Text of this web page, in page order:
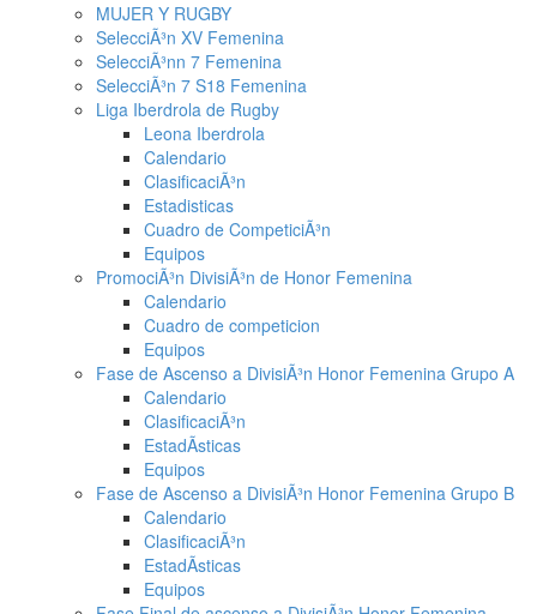
MUJER Y RUGBY
SelecciÃ³n XV Femenina
SelecciÃ³nn 7 Femenina
SelecciÃ³n 7 S18 Femenina
Liga Iberdrola de Rugby
Leona Iberdrola
Calendario
ClasificaciÃ³n
Estadisticas
Cuadro de CompeticiÃ³n
Equipos
PromociÃ³n DivisiÃ³n de Honor Femenina
Calendario
Cuadro de competicion
Equipos
Fase de Ascenso a DivisiÃ³n Honor Femenina Grupo A
Calendario
ClasificaciÃ³n
EstadÃ­sticas
Equipos
Fase de Ascenso a DivisiÃ³n Honor Femenina Grupo B
Calendario
ClasificaciÃ³n
EstadÃ­sticas
Equipos